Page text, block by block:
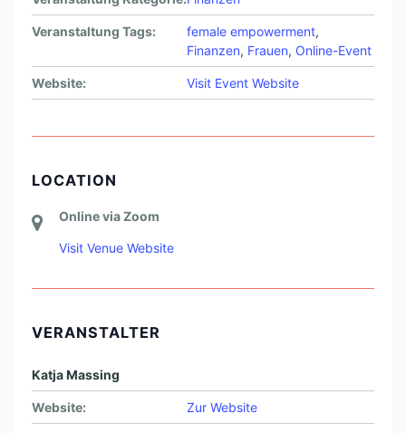
R
R
A
U
N
Veranstaltung Tags: female empowerment,
Finanzen, Frauen, Online-Event
Website: Visit Event Website
LOCATION
Online via Zoom
Visit Venue Website
VERANSTALTER
Katja Massing
Website: Zur Website